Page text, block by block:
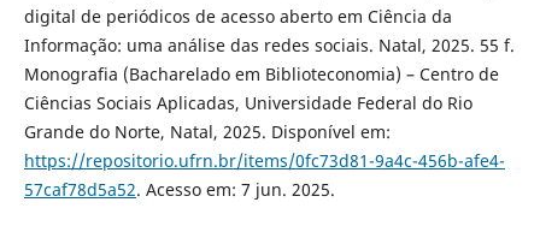
digital de periódicos de acesso aberto em Ciência da
Informação: uma análise das redes sociais. Natal, 2025. 55 f.
Monografia (Bacharelado em Biblioteconomia) – Centro de
Ciências Sociais Aplicadas, Universidade Federal do Rio
Grande do Norte, Natal, 2025. Disponível em:
https://repositorio.ufrn.br/items/0fc73d81-9a4c-456b-afe4-
57caf78d5a52. Acesso em: 7 jun. 2025.